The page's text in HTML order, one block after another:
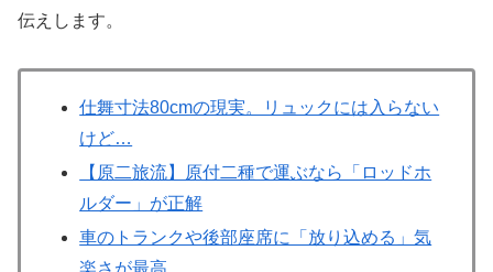
伝えします。
仕舞寸法80cmの現実。リュックには入らない
けど…
【原二旅流】原付二種で運ぶなら「ロッドホ
ルダー」が正解
車のトランクや後部座席に「放り込める」気
楽さが最高